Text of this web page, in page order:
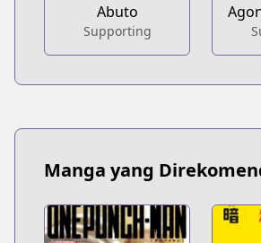
Abuto
Supporting
Manga yang